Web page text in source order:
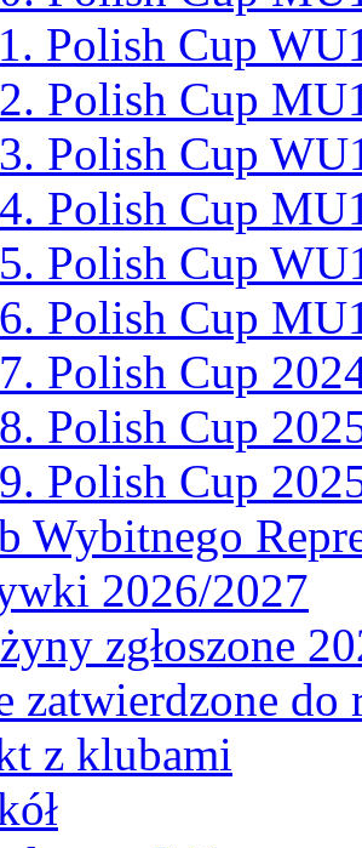
Polish Cup
Polish Cup
Polish Cup
Polish Cup
Polish Cup
Polish Cup
Polish Cup
Polish Cup
Polish Cup
Wybitnego
2026/2027
zgłoszone
zatwierdzone
z klubami